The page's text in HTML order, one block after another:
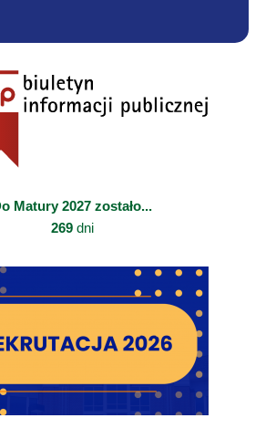
Matury 2027 zostało...
269dni